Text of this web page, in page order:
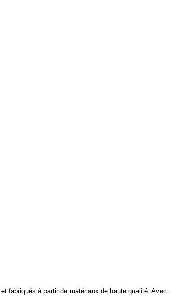
fabriqués à partir de matériaux de haute qualité. Avec